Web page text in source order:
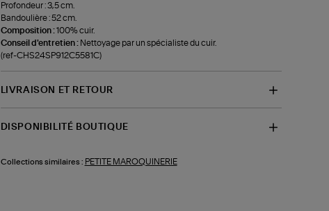
Profondeur : 3,5 cm.
Bandoulière : 52 cm.
Composition :100% cuir.
Conseil d'entretien : Nettoyage par un spécialiste du cuir.
(ref-CHS24SP912C5581C)
LIVRAISON ET RETOUR
DISPONIBILITÉ BOUTIQUE
Collections similaires : PETITE MAROQUINERIE